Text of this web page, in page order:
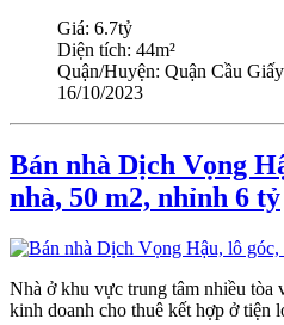
Giá: 6.7tỷ
Diện tích: 44m²
Quận/Huyện: Quận Cầu Giấy
16/10/2023
Bán nhà Dịch Vọng
nhà, 50 m2, nhỉnh 6 tỷ
Nhà ở khu vực trung tâm nhiều tòa
kinh doanh cho thuê kết hợp ở tiện